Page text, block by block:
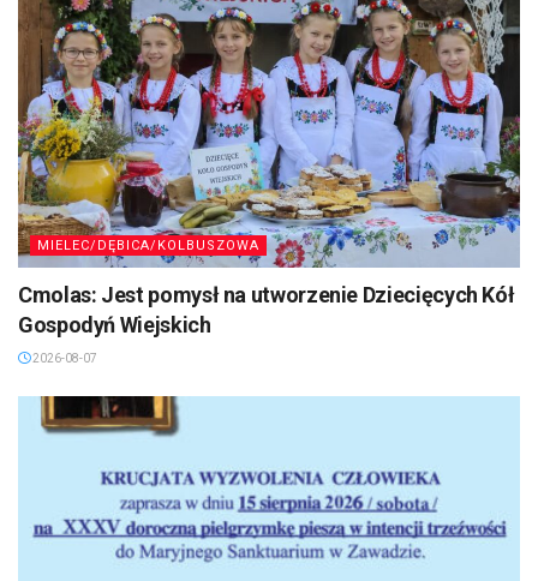
MIELEC/DĘBICA/KOLBUSZOWA
Cmolas: Jest pomysł na utworzenie Dziecięcych Kół
Gospodyń Wiejskich
2026-08-07